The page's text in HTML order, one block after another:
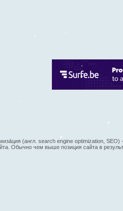
(англ. search engine optimization,
Обычно чем выше позиция сайта в